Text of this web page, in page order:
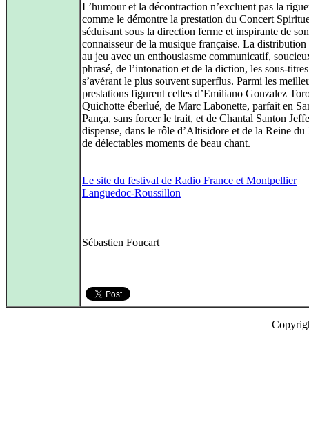
L’humour et la décontraction n’excluent pas la
comme le démontre la prestation du Concert
séduisant sous la direction ferme et inspirante de
connaisseur de la musique française. La distribution
au jeu avec un enthousiasme communicatif,
phrasé, de l’intonation et de la diction, les sous-titres
s’avérant le plus souvent superflus. Parmi les
prestations figurent celles d’Emiliano Gonzalez
Quichotte éberlué, de Marc Labonette, parfait en
Pança, sans forcer le trait, et de Chantal Santon
dispense, dans le rôle d’Altisidore et de la Reine du
de délectables moments de beau chant.
Le site du festival de Radio France et Montpellier
Languedoc-Roussillon
Sébastien Foucart